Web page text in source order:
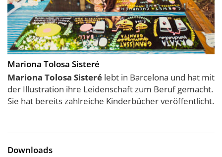
Mariona Tolosa Sisteré
Mariona Tolosa Sisteré lebt in Barcelona und hat mit
der Illustration ihre Leidenschaft zum Beruf gemacht.
Sie hat bereits zahlreiche Kinderbücher veröffentlicht.
Downloads